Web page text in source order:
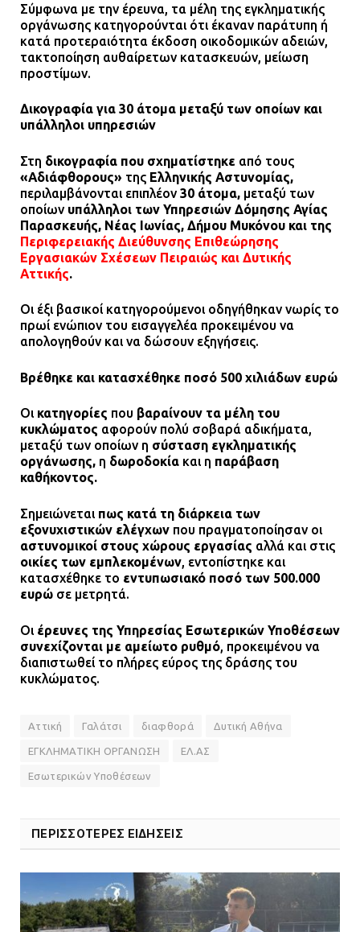
Σύμφωνα με την έρευνα, τα μέλη της εγκληματικής
οργάνωσης κατηγορούνται ότι έκαναν παράτυπη ή
κατά προτεραιότητα έκδοση οικοδομικών αδειών,
τακτοποίηση αυθαίρετων κατασκευών, μείωση
προστίμων.
Δικογραφία για 30 άτομα μεταξύ των οποίων και
υπάλληλοι υπηρεσιών
Στη δικογραφία που σχηματίστηκε από τους
«Αδιάφθορους» της Ελληνικής Αστυνομίας,
περιλαμβάνονται επιπλέον 30 άτομα, μεταξύ των
οποίων υπάλληλοι των Υπηρεσιών Δόμησης Αγίας
Παρασκευής, Νέας Ιωνίας, Δήμου Μυκόνου και της
Περιφερειακής Διεύθυνσης Επιθεώρησης
Εργασιακών Σχέσεων Πειραιώς και Δυτικής
Αττικής.
Οι έξι βασικοί κατηγορούμενοι οδηγήθηκαν νωρίς το
πρωί ενώπιον του εισαγγελέα προκειμένου να
απολογηθούν και να δώσουν εξηγήσεις.
Βρέθηκε και κατασχέθηκε ποσό 500 χιλιάδων ευρώ
Οι κατηγορίες που βαραίνουν τα μέλη του
κυκλώματος αφορούν πολύ σοβαρά αδικήματα,
μεταξύ των οποίων η σύσταση εγκληματικής
οργάνωσης, η δωροδοκία και η παράβαση
καθήκοντος.
Σημειώνεται πως κατά τη διάρκεια των
εξονυχιστικών ελέγχων που πραγματοποίησαν οι
αστυνομικοί στους χώρους εργασίας αλλά και στις
οικίες των εμπλεκομένων, εντοπίστηκε και
κατασχέθηκε το εντυπωσιακό ποσό των 500.000
ευρώ σε μετρητά.
Οι έρευνες της Υπηρεσίας Εσωτερικών Υποθέσεων
συνεχίζονται με αμείωτο ρυθμό , προκειμένου να
διαπιστωθεί το πλήρες εύρος της δράσης του
κυκλώματος.
Αττική Γαλάτσι διαφθορά Δυτική Αθήνα
ΕΓΚΛΗΜΑΤΙΚΗ ΟΡΓΑΝΩΣΗ ΕΛ.ΑΣ
Εσωτερικών Υποθέσεων
ΠΕΡΙΣΣΟΤΕΡΕΣ ΕΙΔΗΣΕΙΣ